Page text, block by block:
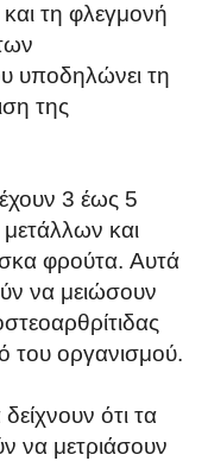
τη φλεγμονή
υποδηλώνει τη
της
3 έως 5
και
φρούτα. Αυτά
να μειώσουν
του οργανισμού.
ότι τα
να μετριάσουν